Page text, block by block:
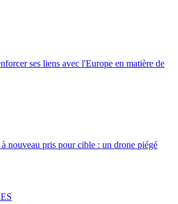
ses liens avec l'Europe en matière de
nouveau pris pour cible : un drone piégé